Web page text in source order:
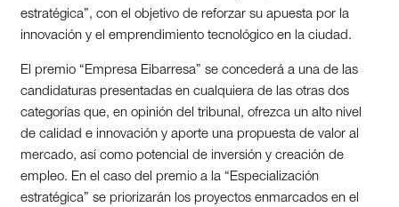
estratégica”, con el objetivo de reforzar su apuesta por la
innovación y el emprendimiento tecnológico en la ciudad.
El premio “Empresa Eibarresa” se concederá a una de las
candidaturas presentadas en cualquiera de las otras dos
categorías que, en opinión del tribunal, ofrezca un alto nivel
de calidad e innovación y aporte una propuesta de valor al
mercado, así como potencial de inversión y creación de
empleo. En el caso del premio a la “Especialización
estratégica” se priorizarán los proyectos enmarcados en el